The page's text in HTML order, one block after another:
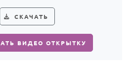
СКАЧАТЬ
ВИДЕО ОТКРЫТКУ